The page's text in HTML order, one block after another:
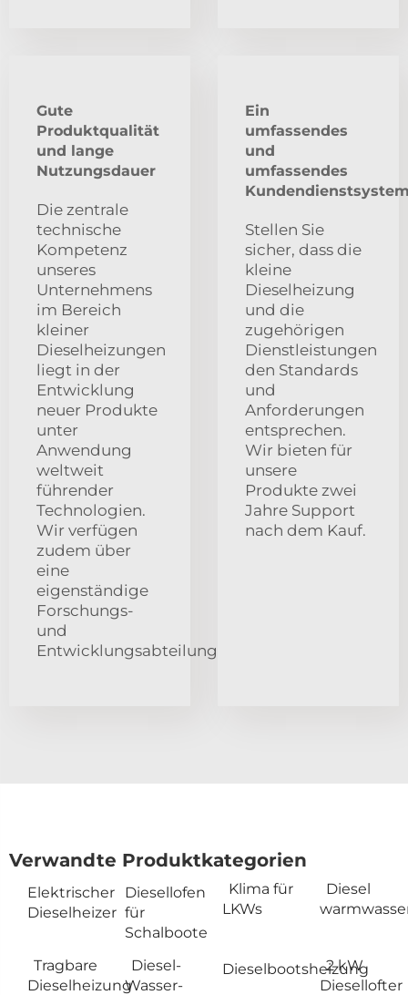
Gute
Produktqualität
und lange
Nutzungsdauer
Die zentrale
technische
Kompetenz
unseres
Unternehmens
im Bereich
kleiner
Dieselheizungen
liegt in der
Entwicklung
neuer Produkte
unter
Anwendung
weltweit
führender
Technologien.
Wir verfügen
zudem über
eine
eigenständige
Forschungs-
und
Entwicklungsabteilung.
Ein
umfassendes
und
umfassendes
Stellen Sie
sicher, dass die
kleine
Dieselheizung
und die
zugehörigen
Dienstleistungen
den Standards
und
Anforderungen
entsprechen.
Wir bieten für
unsere
Produkte zwei
Jahre Support
nach dem Kauf.
Verwandte Produktkategorien
Elektrischer
Dieselheizer
Diesellofen
für
Schalboote
Klima für
LKWs
Diesel
Tragbare
Dieselheizung
Diesel-
Wasser-
Dieselbootsheizung
2 kW
Diesellofter